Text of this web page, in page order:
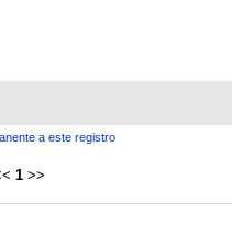
a este registro
1 >>